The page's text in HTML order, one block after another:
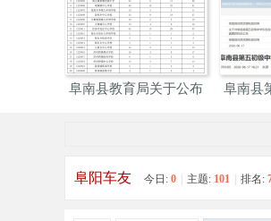
阜南县教育局关于公布
阜南县
阜阳车友 今日: 0 主题: 101 排名: